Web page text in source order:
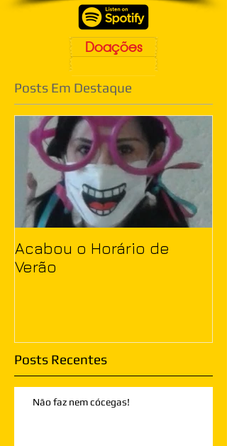
Doações
Posts Em Destaque
Acabou o Horário de
Verão
Posts Recentes
Não faz nem cócegas!